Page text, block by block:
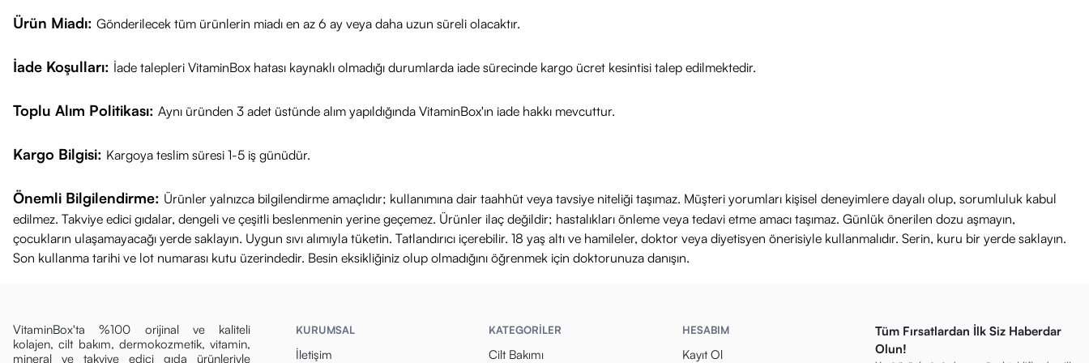
Işıltı: Göz çevresini aydınlatır, cildin doğal ışıltısını artırır.
%97 doğal türevli içerikler
Vegan
Akşam:
Ürün Miadı: Gönderilecek tüm ürünlerin miadı en az 6 ay veya daha uzun süreli olacaktır.
İade Koşulları: İade talepleri VitaminBox hatası kaynaklı olmadığı durumlarda iade sürecinde kargo ücret kesintisi talep edilmektedir.
Toplu Alım Politikası: Aynı üründen 3 adet üstünde alım yapıldığında VitaminBox'ın iade hakkı mevcuttur.
Kargo Bilgisi: Kargoya teslim süresi 1-5 iş günüdür.
Önemli Bilgilendirme: Ürünler yalnızca bilgilendirme amaçlıdır; kullanımına dair taahhüt veya tavsiye niteliği taşımaz. Müşteri yorumları kişisel deneyimlere dayalı olup, sorumluluk kabul
edilmez. Takviye edici gıdalar, dengeli ve çeşitli beslenmenin yerine geçemez. Ürünler ilaç değildir; hastalıkları önleme veya tedavi etme amacı taşımaz. Günlük önerilen dozu aşmayın,
çocukların ulaşamayacağı yerde saklayın. Uygun sıvı alımıyla tüketin. Tatlandırıcı içerebilir. 18 yaş altı ve hamileler, doktor veya diyetisyen önerisiyle kullanmalıdır. Serin, kuru bir yerde saklayın.
Son kullanma tarihi ve lot numarası kutu üzerindedir. Besin eksikliğiniz olup olmadığını öğrenmek için doktorunuza danışın.
VitaminBox'ta %100 orijinal ve kaliteli
kolajen, cilt bakım, dermokozmetik, vitamin,
mineral ve takviye edici gıda ürünleriyle
KURUMSAL
İletişim
KATEGORİLER
Cilt Bakımı
HESABIM
Kayıt Ol
Tüm Fırsatlardan İlk Siz Haberdar
Olun!